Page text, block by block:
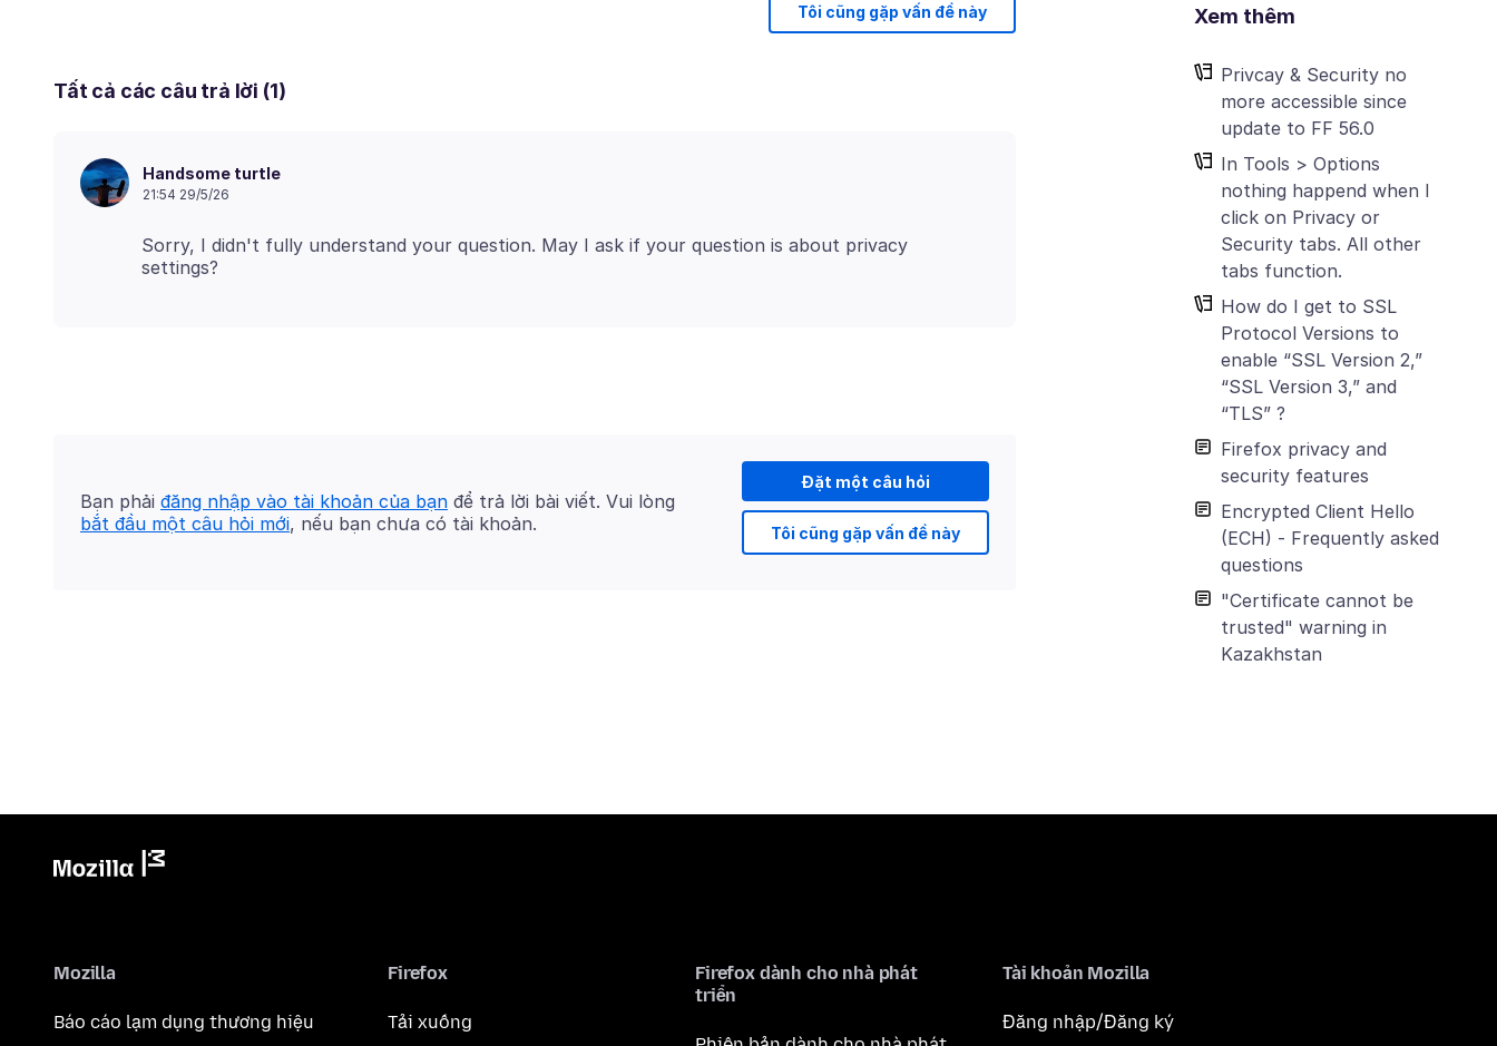
Xem thêm
Privcay & Security no
more accessible since
update to FF 56.0
In Tools > Options
nothing happend when I
click on Privacy or
Security tabs. All other
tabs function.
How do I get to SSL
Protocol Versions to
enable “SSL Version 2,”
“SSL Version 3,” and
“TLS” ?
Firefox privacy and
security features
Encrypted Client Hello
(ECH) - Frequently asked
questions
"Certificate cannot be
trusted" warning in
Kazakhstan
Tôi cũng gặp vấn đề này
Tất cả các câu trả lời (1)
Handsome turtle
21:54 29/5/26
Sorry, I didn't fully understand your question. May I ask if your question is about privacy
Đặt một câu hỏi
Tôi cũng gặp vấn đề này
Bạn phải đăng nhập vào tài khoản của bạn để trả lời bài viết. Vui lòng
bắt đầu một câu hỏi mới, nếu bạn chưa có tài khoản.
Mozilla
Báo cáo lạm dụng thương hiệu
Firefox
Tải xuống
Firefox dành cho nhà phát
triển
Tài khoản Mozilla
Đăng nhập/Đăng ký